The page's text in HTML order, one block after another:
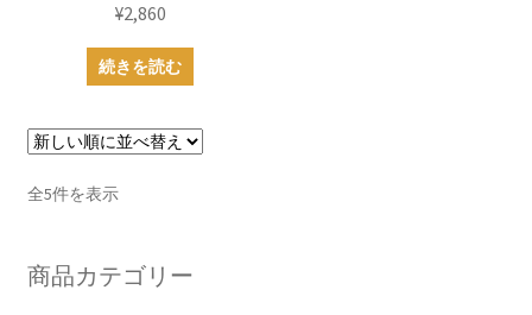
¥2,860
続きを読む
全5件を表示新
順
商品カテゴリー